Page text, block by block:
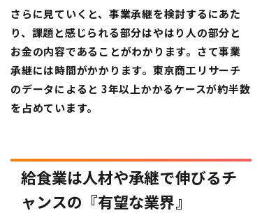
さらに見ていくと、事業承継を検討するにあた
り、課題と感じられる部分はやはり人の部分と
お金の内容であることがわかります。さて事業
承継には時間がかかります。東京商工リサーチ
のデータによると 3年以上かかるケースが約半数
を占めています。
給食業は人材や承継で伸びるチ
ャンスの『有望な業界』